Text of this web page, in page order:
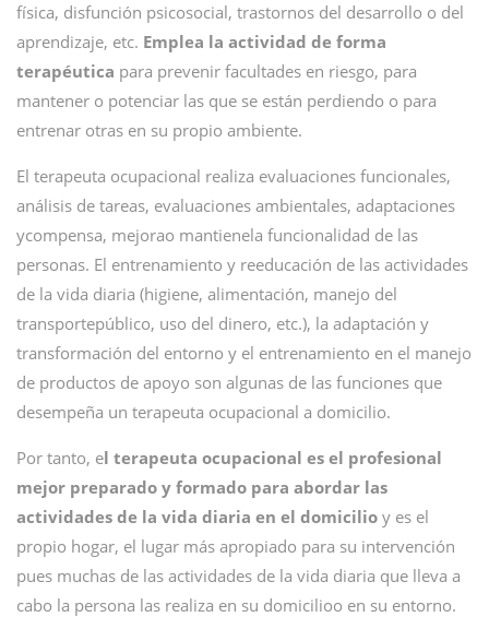
física, disfunción psicosocial, trastornos del desarrollo o del
aprendizaje, etc. Emplea la actividad de forma
terapéutica para prevenir facultades en riesgo, para
mantener o potenciar las que se están perdiendo o para
entrenar otras en su propio ambiente.
El terapeuta ocupacional realiza evaluaciones funcionales,
análisis de tareas, evaluaciones ambientales, adaptaciones
ycompensa, mejorao mantienela funcionalidad de las
personas. El entrenamiento y reeducación de las actividades
de la vida diaria (higiene, alimentación, manejo del
transportepúblico, uso del dinero, etc.), la adaptación y
transformación del entorno y el entrenamiento en el manejo
de productos de apoyo son algunas de las funciones que
desempeña un terapeuta ocupacional a domicilio.
Por tanto, el terapeuta ocupacional es el profesional
mejor preparado y formado para abordar las
actividades de la vida diaria en el domicilio y es el
propio hogar, el lugar más apropiado para su intervención
pues muchas de las actividades de la vida diaria que lleva a
cabo la persona las realiza en su domicilioo en su entorno.